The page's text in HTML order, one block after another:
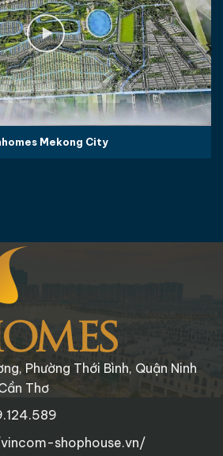
Mekong City
Phường Thới Bình, Quận Ninh
Thơ
shophouse.vn/